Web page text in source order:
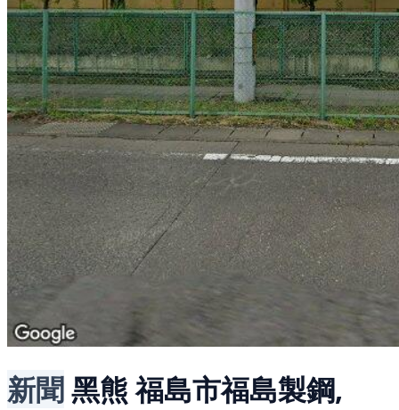
新聞黑熊 福島市福島製鋼,